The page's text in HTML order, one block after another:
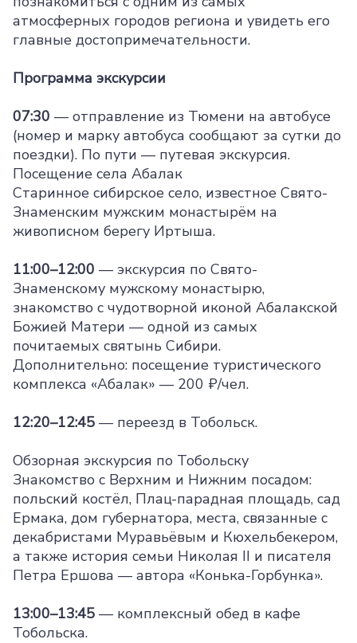
атмосферных городов региона и увидеть его
главные достопримечательности.
Программа экскурсии
07:30 — отправление из Тюмени на автобусе
(номер и марку автобуса сообщают за сутки до
поездки). По пути — путевая экскурсия.
Посещение села Абалак
Старинное сибирское село, известное Свято-
Знаменским мужским монастырём на
живописном берегу Иртыша.
11:00–12:00 — экскурсия по Свято-
Знаменскому мужскому монастырю,
знакомство с чудотворной иконой Абалакской
Божией Матери — одной из самых
почитаемых святынь Сибири.
Дополнительно: посещение туристического
комплекса «Абалак» — 200 ₽/чел.
12:20–12:45 — переезд в Тобольск.
Обзорная экскурсия по Тобольску
Знакомство с Верхним и Нижним посадом:
польский костёл, Плац-парадная площадь, сад
Ермака, дом губернатора, места, связанные с
декабристами Муравьёвым и Кюхельбекером,
а также история семьи Николая II и писателя
Петра Ершова — автора «Конька-Горбунка».
13:00–13:45 — комплексный обед в кафе
Тобольска.